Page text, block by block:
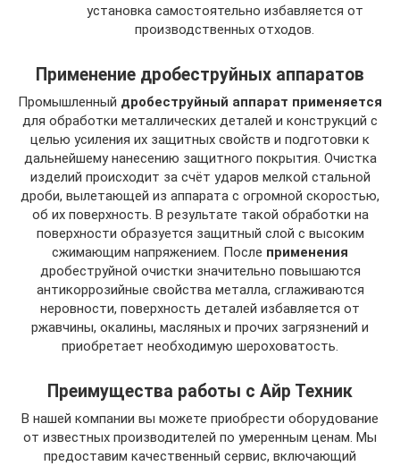
установка самостоятельно избавляется от
производственных отходов.
Применение дробеструйных аппаратов
Промышленный дробеструйный аппарат применяется
для обработки металлических деталей и конструкций с
целью усиления их защитных свойств и подготовки к
дальнейшему нанесению защитного покрытия. Очистка
изделий происходит за счёт ударов мелкой стальной
дроби, вылетающей из аппарата с огромной скоростью,
об их поверхность. В результате такой обработки на
поверхности образуется защитный слой с высоким
сжимающим напряжением. После применения
дробеструйной очистки значительно повышаются
антикоррозийные свойства металла, сглаживаются
неровности, поверхность деталей избавляется от
ржавчины, окалины, масляных и прочих загрязнений и
приобретает необходимую шероховатость.
Преимущества работы с Айр Техник
В нашей компании вы можете приобрести оборудование
от известных производителей по умеренным ценам. Мы
предоставим качественный сервис, включающий